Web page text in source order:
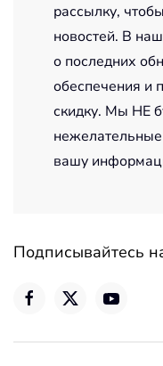
рассылку,
новостей. В
о последних
обеспечения и
скидку. Мы НЕ
вашу
Подписывайтесь